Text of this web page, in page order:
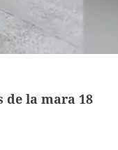
de la mara 18